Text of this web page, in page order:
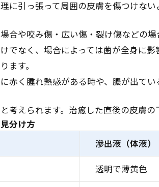
に引っ張って周囲の皮膚を傷つけない
合や咬み傷・広い傷・裂け傷などの
でなく、場合によっては菌が全身に
ます。
赤く腫れ熱感がある時や、膿が出て
考えられます。治癒した直後の皮膚
分け方
滲出液（体液）
透明で薄黄色